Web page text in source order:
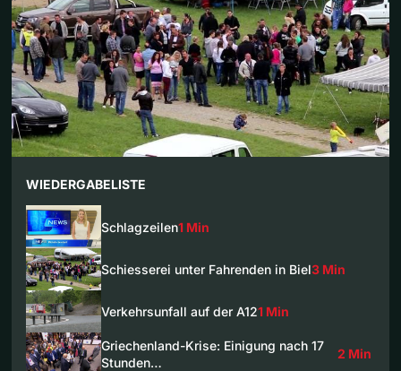
WIEDERGABELISTE
Schlagzeilen1 Min
Schiesserei unter Fahrenden in Biel3 Min
Verkehrsunfall auf der A121 Min
Griechenland-Krise: Einigung nach 17
Stunden…
2 Min